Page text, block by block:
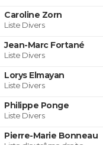
Caroline Zorn
Liste Divers
Jean-Marc Fortané
Liste Divers
Lorys Elmayan
Liste Divers
Philippe Ponge
Liste Divers
Pierre-Marie Bonneau